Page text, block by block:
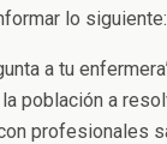
lo siguiente:
a tu
población a
profesionales